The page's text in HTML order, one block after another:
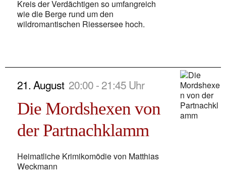
Kreis der Verdächtigen so umfangreich
wie die Berge rund um den
wildromantischen Riessersee hoch.
21. August 20:00 - 21:45 Uhr
Die Mordshexen von
der Partnachklamm
Heimatliche Krimikomödie von Matthias
Weckmann